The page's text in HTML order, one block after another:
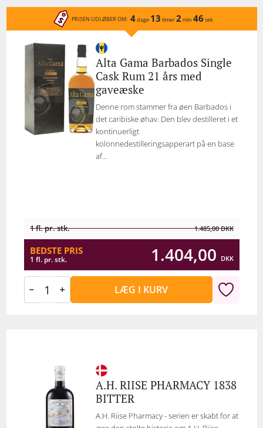
PRISEN UDLØBER OM: 4dage 13 timer2 min 46 sek
Alta Gama Barbados Single
Cask Rum 21 års med
gaveæske
Denne rom stammer fra øen Barbados i
det caribiske øhav. Den blev destilleret i et
kontinuerligt
kolonnedestilleringsapperart på en base
af...
1 fl. pr. stk. 1.485,00DKK
BEDSTE PRIS
1 fl. pr. stk. 1.404,00 DKK
LÆG I KURV
A.H. RIISE PHARMACY 1838
BITTER
A.H. Riise Pharmacy - serien er skabt for at